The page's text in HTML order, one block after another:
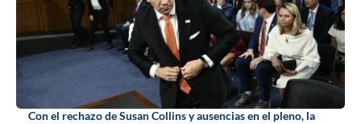
Con el rechazo de Susan Collins y ausencias en el pleno, la